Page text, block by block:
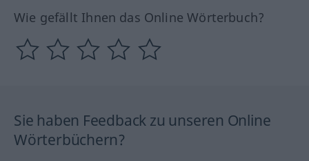
Wie gefällt Ihnen das Online Wörterbuch?
Sie haben Feedback zu unseren Online
Wörterbüchern?